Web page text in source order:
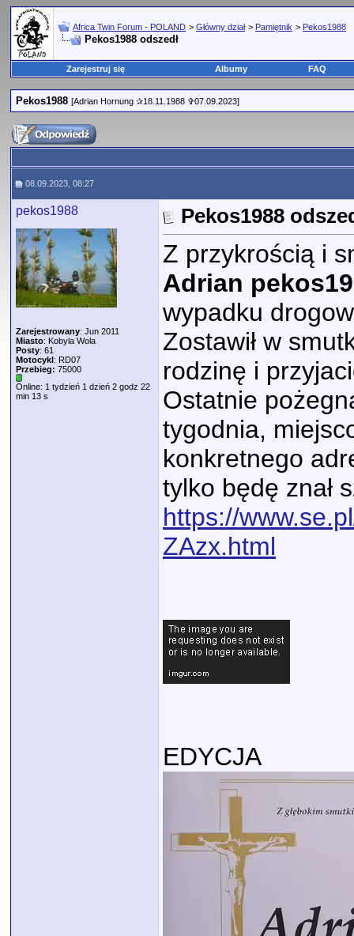
Africa Twin Forum - POLAND > Główny dział > Pamiętnik > Pekos1988
Pekos1988 odszedł
Zarejestruj się Albumy FAQ
Pekos1988 [Adrian Hornung ✰18.11.1988 ✞07.09.2023]
08.09.2023, 08:27
pekos1988
Zarejestrowany: Jun 2011
Miasto: Kobyla Wola
Posty: 61
Motocykl: RD07
Przebieg: 75000
Online: 1 tydzień 1 dzień 2 godz 22
min 13 s
Pekos1988
Z przykrością i
Adrian
wypadku
Zostawił w
rodzinę i
Ostatnie
tygodnia,
konkretnego
tylko będę znał
https://
ZAzx.html
EDYCJA